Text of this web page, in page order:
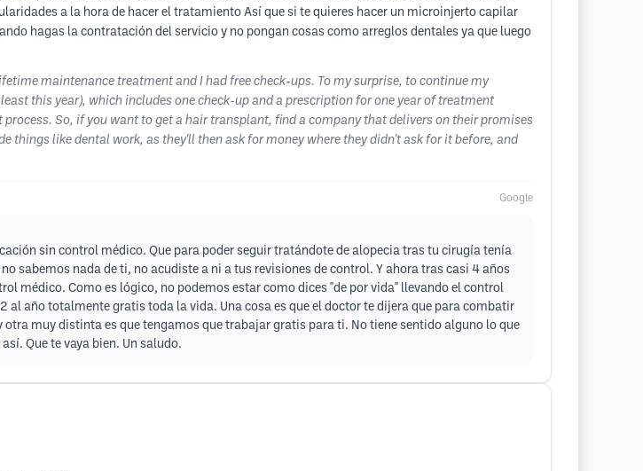
a la hora de hacer el tratamiento Así que si te quieres hacer un microinjerto capilar
hagas la contratación del servicio y no pongan cosas como arreglos dentales ya que luego
maintenance treatment and I had free check-ups. To my surprise, to continue my
this year), which includes one check-up and a prescription for one year of treatment
So, if you want to get a hair transplant, find a company that delivers on their promises
things like dental work, as they'll then ask for money where they didn't ask for it before, and
Google
sin control médico. Que para poder seguir tratándote de alopecia tras tu cirugía tenía
sabemos nada de ti, no acudiste a ni a tus revisiones de control. Y ahora tras casi 4 años
médico. Como es lógico, no podemos estar como dices "de por vida" llevando el control
año totalmente gratis toda la vida. Una cosa es que el doctor te dijera que para combatir
muy distinta es que tengamos que trabajar gratis para ti. No tiene sentido alguno lo que
Que te vaya bien. Un saludo.